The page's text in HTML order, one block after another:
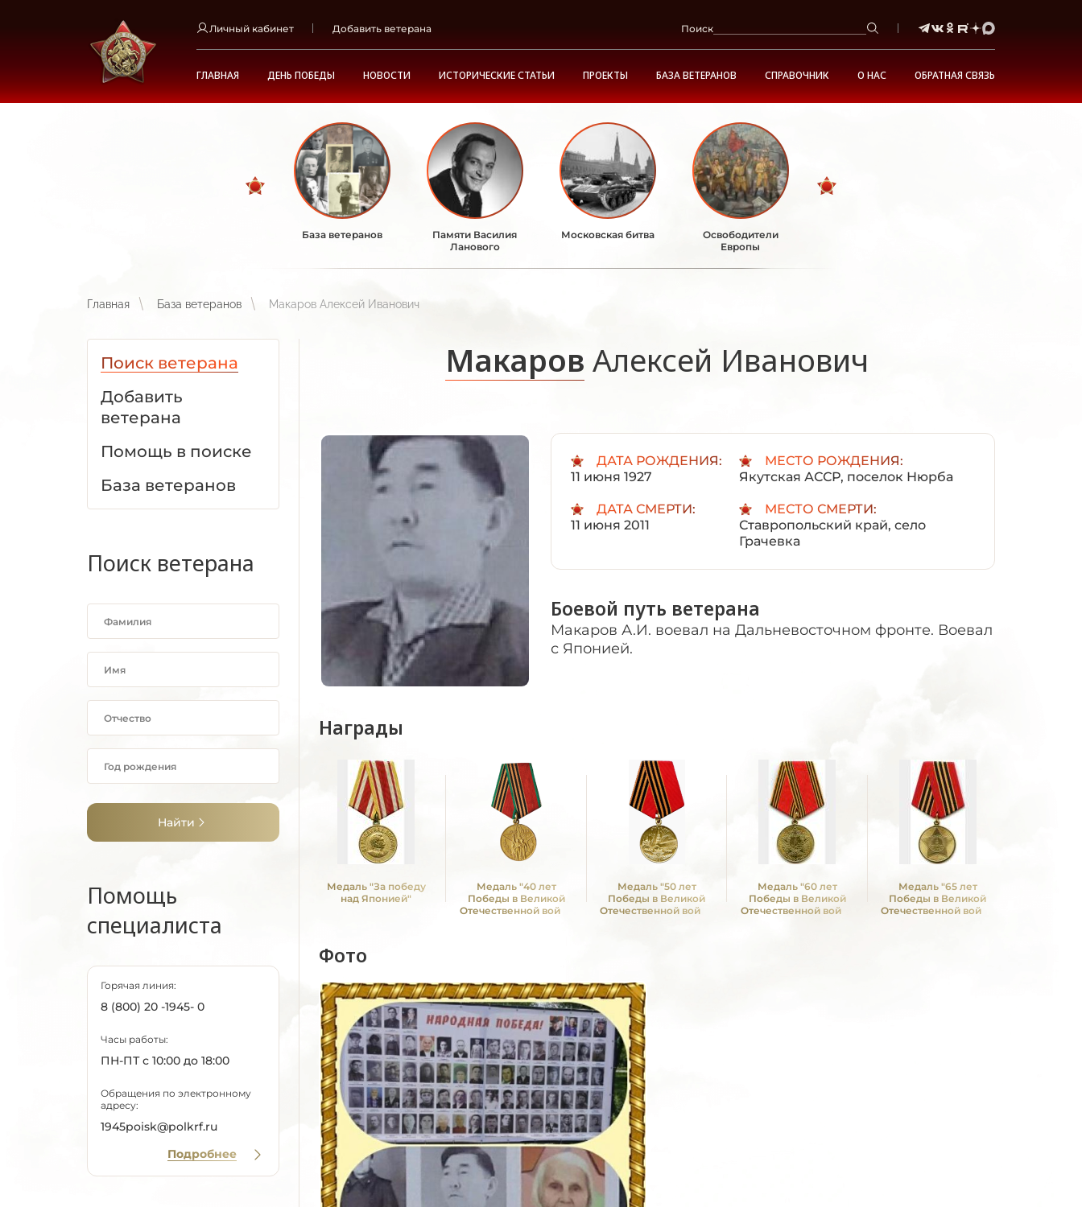
Личный кабинет Добавить ветерана Поиск
ГЛАВНАЯ ДЕНЬ ПОБЕДЫ НОВОСТИ ИСТОРИЧЕСКИЕ СТАТЬИ ПРОЕКТЫ БАЗА ВЕТЕРАНОВ СПРАВОЧНИК О НАС ОБРАТНАЯ СВЯЗЬ
База ветеранов
Памяти Василия
Ланового
Московская битва
Освободители
Европы
Главная База ветеранов Макаров Алексей Иванович
Поиск ветерана
Добавить
ветерана
Помощь в поиске
База ветеранов
Поиск ветерана
Найти
Помощь
специалиста
Горячая линия:
8 (800) 20 -1945- 0
Часы работы:
ПН-ПТ с 10:00 до 18:00
Обращения по электронному
адресу:
1945poisk@polkrf.ru
Подробнее
Макаров Алексей Иванович
ДАТА РОЖДЕНИЯ:
11 июня 1927
МЕСТО РОЖДЕНИЯ:
Якутская АССР, поселок Нюрба
ДАТА СМЕРТИ:
11 июня 2011
МЕСТО СМЕРТИ:
Ставропольский край, село
Грачевка
Боевой путь ветерана
Макаров А.И. воевал на Дальневосточном фронте. Воевал
с Японией.
Награды
Медаль "За победу
над Японией"
Медаль "40 лет
Победы в Великой
Отечественной войне
Медаль "50 лет
Победы в Великой
Отечественной войне
Медаль "60 лет
Победы в Великой
Отечественной войне
Медаль "65 лет
Победы в Великой
Отечественной войне
Фото